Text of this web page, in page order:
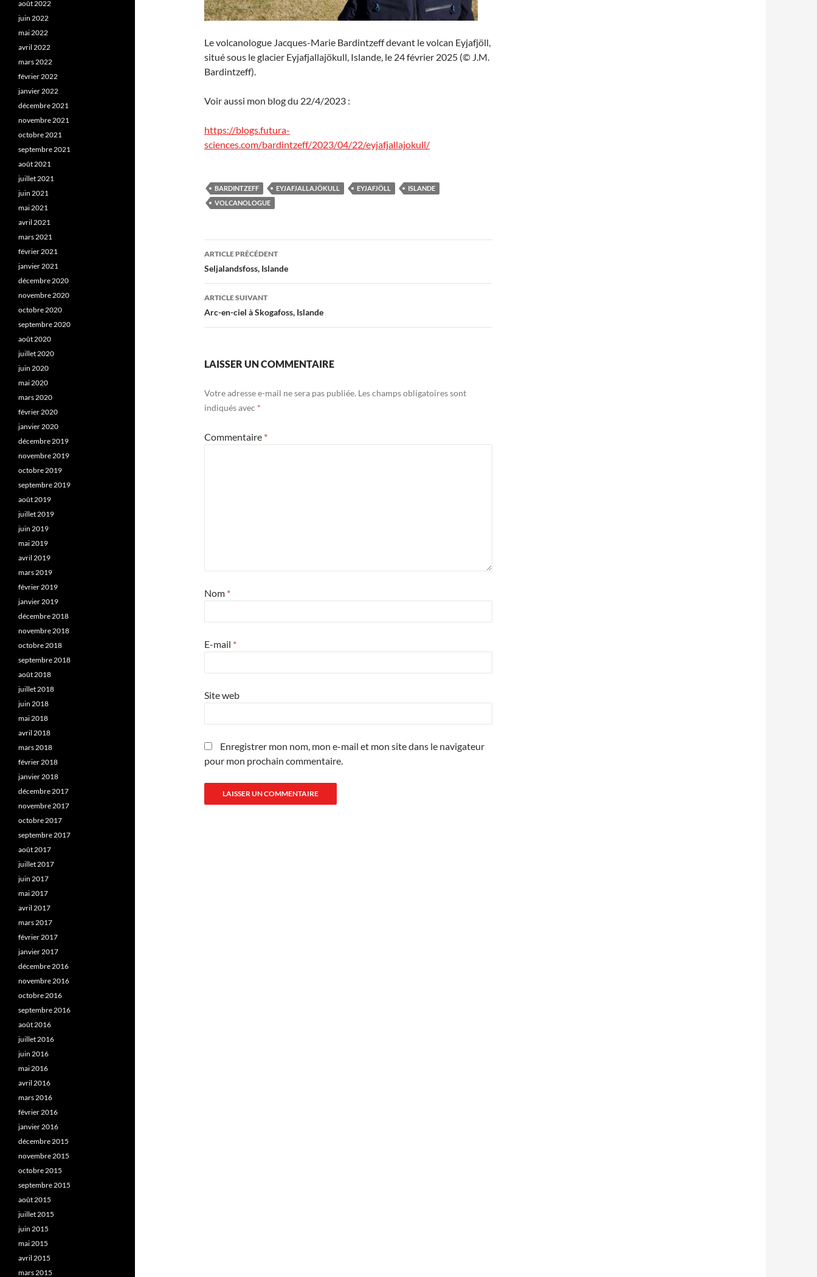
Le volcanologue Jacques-Marie Bardintzeff devant le volcan Eyjafjöll,
situé sous le glacier Eyjafjallajökull, Islande, le 24 février 2025 (© J.M.
Bardintzeff).
Voir aussi mon blog du 22/4/2023 :
https://blogs.futura-
sciences.com/bardintzeff/2023/04/22/eyjafjallajokull/
BARDINTZEFF EYJAFJALLAJÖKULL EYJAFJÖLL
ISLANDE
VOLCANOLOGUE
Navigation
des
articles
ARTICLE PRÉCÉDENT
Seljalandsfoss, Islande
ARTICLE SUIVANT
Arc-en-ciel à Skogafoss, Islande
LAISSER UN COMMENTAIRE
Votre adresse e-mail ne sera pas publiée. Les champs obligatoires sont
indiqués avec *
Commentaire *
Nom *
E-mail *
Site web
Enregistrer mon nom, mon e-mail et mon site dans le navigateur
pour mon prochain commentaire.
août 2022
juin 2022
mai 2022
avril 2022
mars 2022
février 2022
janvier 2022
décembre 2021
novembre 2021
octobre 2021
septembre 2021
août 2021
juillet 2021
juin 2021
mai 2021
avril 2021
mars 2021
février 2021
janvier 2021
décembre 2020
novembre 2020
octobre 2020
septembre 2020
août 2020
juillet 2020
juin 2020
mai 2020
mars 2020
février 2020
janvier 2020
décembre 2019
novembre 2019
octobre 2019
septembre 2019
août 2019
juillet 2019
juin 2019
mai 2019
avril 2019
mars 2019
février 2019
janvier 2019
décembre 2018
novembre 2018
octobre 2018
septembre 2018
août 2018
juillet 2018
juin 2018
mai 2018
avril 2018
mars 2018
février 2018
janvier 2018
décembre 2017
novembre 2017
octobre 2017
septembre 2017
août 2017
juillet 2017
juin 2017
mai 2017
avril 2017
mars 2017
février 2017
janvier 2017
décembre 2016
novembre 2016
octobre 2016
septembre 2016
août 2016
juillet 2016
juin 2016
mai 2016
avril 2016
mars 2016
février 2016
janvier 2016
décembre 2015
novembre 2015
octobre 2015
septembre 2015
août 2015
juillet 2015
juin 2015
mai 2015
avril 2015
mars 2015